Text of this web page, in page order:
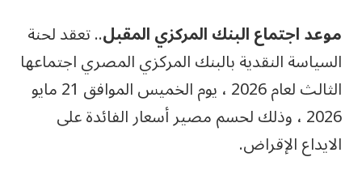
موعد اجتماع البنك المركزي المقبل.. تعقد لحنة
السياسة النقدية بالبنك المركزي المصري اجتماعها
الثالث لعام 2026 ، يوم الخميس الموافق 21 مايو
2026 ، وذلك لحسم مصير أسعار الفائدة على
الايداع الإقراض.